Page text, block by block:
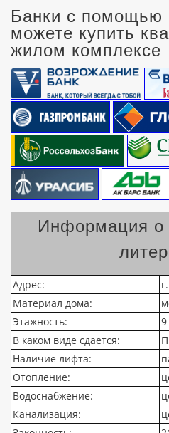
Банки с помощью
можете купить
жилом комплексе
Информация о
Адрес:
Материал дома:
Этажность:
9
В каком виде сдается:
Наличие лифта:
Отопление:
Водоснабжение:
Канализация: